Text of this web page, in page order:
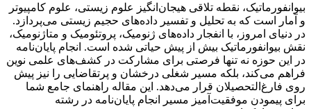
بیوانفورماتیک، نقطه تلاقی هیجان‌انگیز علوم زیستی، علوم کامپیوتر
و آمار است که به تحلیل و تفسیر داده‌های حجیم زیستی می‌پردازد.
در دنیای امروز، با انفجار داده‌های ژنومیک، پروتئومیک و متاژنومیک،
نقش بیوانفورماتیک بیش از پیش حیاتی شده است. انجام پایان‌نامه
در این حوزه نه تنها فرصتی برای مشارکت در کشف‌های علمی نوین
فراهم می‌کند، بلکه مسیر شغلی درخشان و پرتقاضایی را نیز پیش
روی فارغ‌التحصیلان قرار می‌دهد. این مقاله راهنمای جامع شما
برای پیمودن موفقیت‌آمیز مسیر انجام پایان‌نامه در رشته